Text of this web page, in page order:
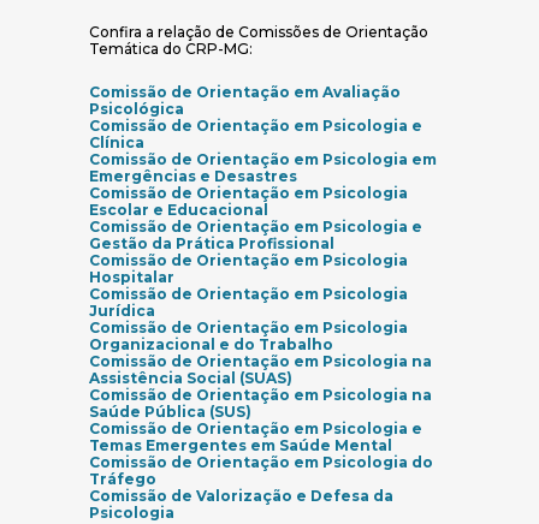
Confira a relação de Comissões de Orientação
Temática do CRP-MG:
Comissão de Orientação em Avaliação
Psicológica
Comissão de Orientação em Psicologia e
Clínica
Comissão de Orientação em Psicologia em
Emergências e Desastres(abre em nova janela)
Comissão de Orientação em Psicologia
Escolar e Educacional
Comissão de Orientação em Psicologia e
Gestão da Prática Profissional
Comissão de Orientação em Psicologia
Hospitalar
Comissão de Orientação em Psicologia
Jurídica
Comissão de Orientação em Psicologia
Organizacional e do Trabalho
Comissão de Orientação em Psicologia na
Assistência Social (SUAS)
Comissão de Orientação em Psicologia na
Saúde Pública (SUS)
Comissão de Orientação em Psicologia e
Temas Emergentes em Saúde Mental
Comissão de Orientação em Psicologia do
Tráfego
Comissão de Valorização e Defesa da
Psicologia